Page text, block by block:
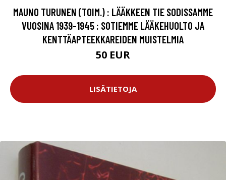
MAUNO TURUNEN (TOIM.) : LÄÄKKEEN TIE SODISSAMME
VUOSINA 1939-1945 : SOTIEMME LÄÄKEHUOLTO JA
KENTTÄAPTEEKKAREIDEN MUISTELMIA
50 EUR
LISÄTIETOJA